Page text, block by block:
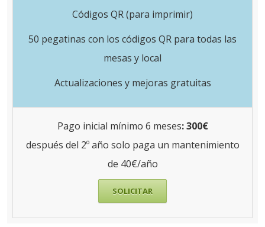
Códigos QR (para imprimir)
50 pegatinas con los códigos QR para todas las
mesas y local
Actualizaciones y mejoras gratuitas
Pago inicial mínimo 6 meses:300€
después del 2º año solo paga un mantenimiento
de 40€/año
SOLICITAR